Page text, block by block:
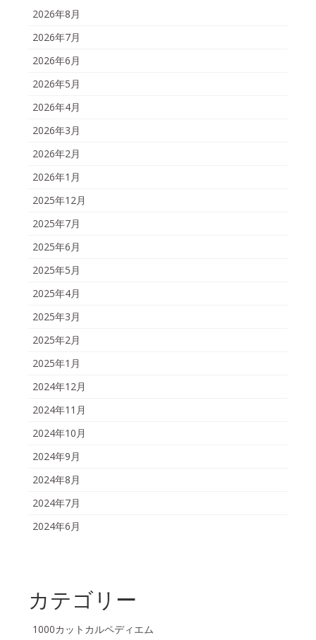
2026年8月
2026年7月
2026年6月
2026年5月
2026年4月
2026年3月
2026年2月
2026年1月
2025年12月
2025年7月
2025年6月
2025年5月
2025年4月
2025年3月
2025年2月
2025年1月
2024年12月
2024年11月
2024年10月
2024年9月
2024年8月
2024年7月
2024年6月
カテゴリー
1000カットカルペディエム